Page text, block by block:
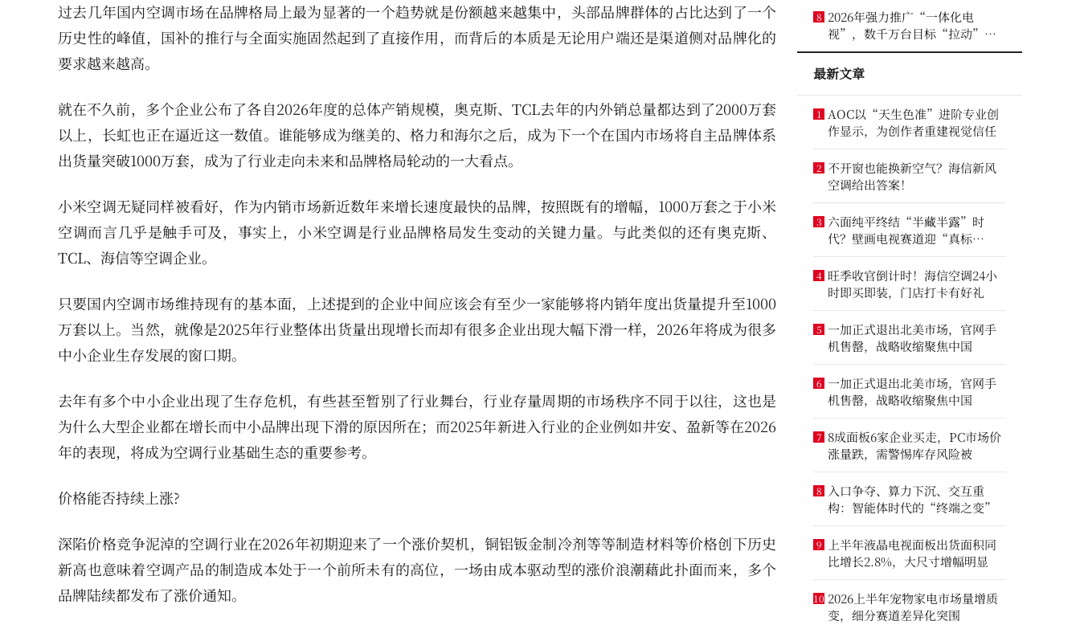
过去几年国内空调市场在品牌格局上最为显著的一个趋势就是份额越来越集中，头部品牌群体的占比达到了一个
历史性的峰值，国补的推行与全面实施固然起到了直接作用，而背后的本质是无论用户端还是渠道侧对品牌化的
要求越来越高。
就在不久前，多个企业公布了各自2026年度的总体产销规模，奥克斯、TCL去年的内外销总量都达到了2000万套
以上，长虹也正在逼近这一数值。谁能够成为继美的、格力和海尔之后，成为下一个在国内市场将自主品牌体系
出货量突破1000万套，成为了行业走向未来和品牌格局轮动的一大看点。
小米空调无疑同样被看好，作为内销市场新近数年来增长速度最快的品牌，按照既有的增幅，1000万套之于小米
空调而言几乎是触手可及，事实上，小米空调是行业品牌格局发生变动的关键力量。与此类似的还有奥克斯、
TCL、海信等空调企业。
只要国内空调市场维持现有的基本面，上述提到的企业中间应该会有至少一家能够将内销年度出货量提升至1000
万套以上。当然，就像是2025年行业整体出货量出现增长而却有很多企业出现大幅下滑一样，2026年将成为很多
中小企业生存发展的窗口期。
去年有多个中小企业出现了生存危机，有些甚至暂别了行业舞台，行业存量周期的市场秩序不同于以往，这也是
为什么大型企业都在增长而中小品牌出现下滑的原因所在；而2025年新进入行业的企业例如井安、盈新等在2026
年的表现，将成为空调行业基础生态的重要参考。
价格能否持续上涨?
深陷价格竞争泥淖的空调行业在2026年初期迎来了一个涨价契机，铜铝钣金制冷剂等等制造材料等价格创下历史
新高也意味着空调产品的制造成本处于一个前所未有的高位，一场由成本驱动型的涨价浪潮藉此扑面而来，多个
品牌陆续都发布了涨价通知。
8 2026年强力推广“一体化电
视”，数千万台目标“拉动”彩
电业？
最新文章
1
AOC以“天生色准”进阶专业创
作显示，为创作者重建视觉信任
2 不开窗也能换新空气？海信新风
空调给出答案！
3 六面纯平终结“半藏半露”时
代？壁画电视赛道迎“真标
准”之争
4 旺季收官倒计时！海信空调24小
时即买即装，门店打卡有好礼
5 一加正式退出北美市场，官网手
机售罄，战略收缩聚焦中国
6 一加正式退出北美市场，官网手
机售罄，战略收缩聚焦中国
7 8成面板6家企业买走，PC市场价
涨量跌，需警惕库存风险被
8
入口争夺、算力下沉、交互重
构：智能体时代的“终端之变”
9
上半年液晶电视面板出货面积同
比增长2.8%，大尺寸增幅明显
10 2026上半年宠物家电市场量增质
变，细分赛道差异化突围